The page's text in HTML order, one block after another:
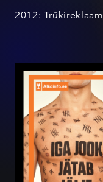
2012: Trükireklaam